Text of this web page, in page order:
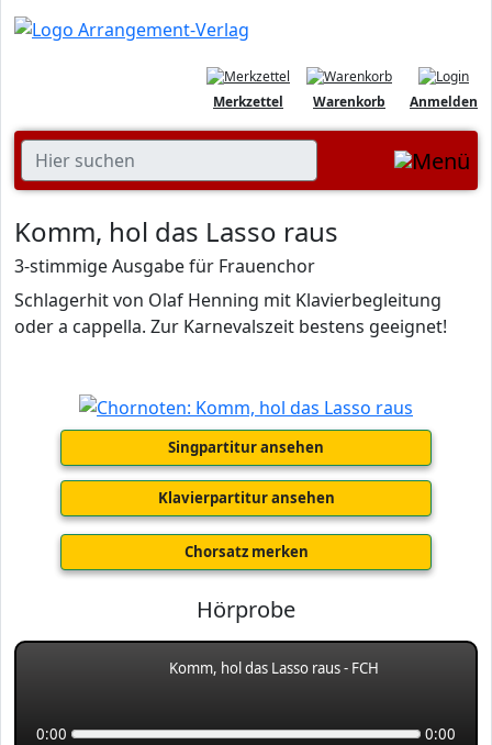
Anmelden
Warenkorb
Merkzettel
Komm, hol das Lasso raus
3-stimmige Ausgabe für Frauenchor
Schlagerhit von Olaf Henning mit Klavierbegleitung
oder a cappella. Zur Karnevalszeit bestens geeignet!
Singpartitur ansehen
Klavierpartitur ansehen
Chorsatz merken
Hörprobe
Komm, hol das Lasso raus - FCH
0:00 0:00